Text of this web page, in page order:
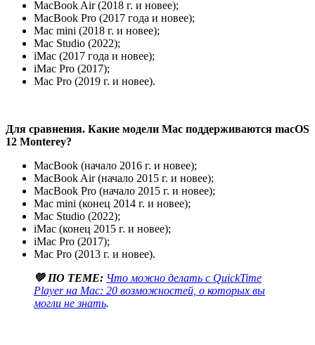
MacBook Air (2018 г. и новее);
MacBook Pro (2017 года и новее);
Mac mini (2018 г. и новее);
Mac Studio (2022);
iMac (2017 года и новее);
iMac Pro (2017);
Mac Pro (2019 г. и новее).
Для сравнения. Какие модели Mac поддерживаются macOS
12 Monterey?
MacBook (начало 2016 г. и новее);
MacBook Air (начало 2015 г. и новее);
MacBook Pro (начало 2015 г. и новее);
Mac mini (конец 2014 г. и новее);
Mac Studio (2022);
iMac (конец 2015 г. и новее);
iMac Pro (2017);
Mac Pro (2013 г. и новее).
💚 ПО ТЕМЕ: Что можно делать с QuickTime
Player на Mac: 20 возможностей, о которых вы
могли не знать.